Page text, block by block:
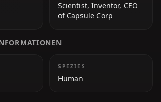
Scientist, Inventor, CEO
of Capsule Corp
SPEZIES
Human